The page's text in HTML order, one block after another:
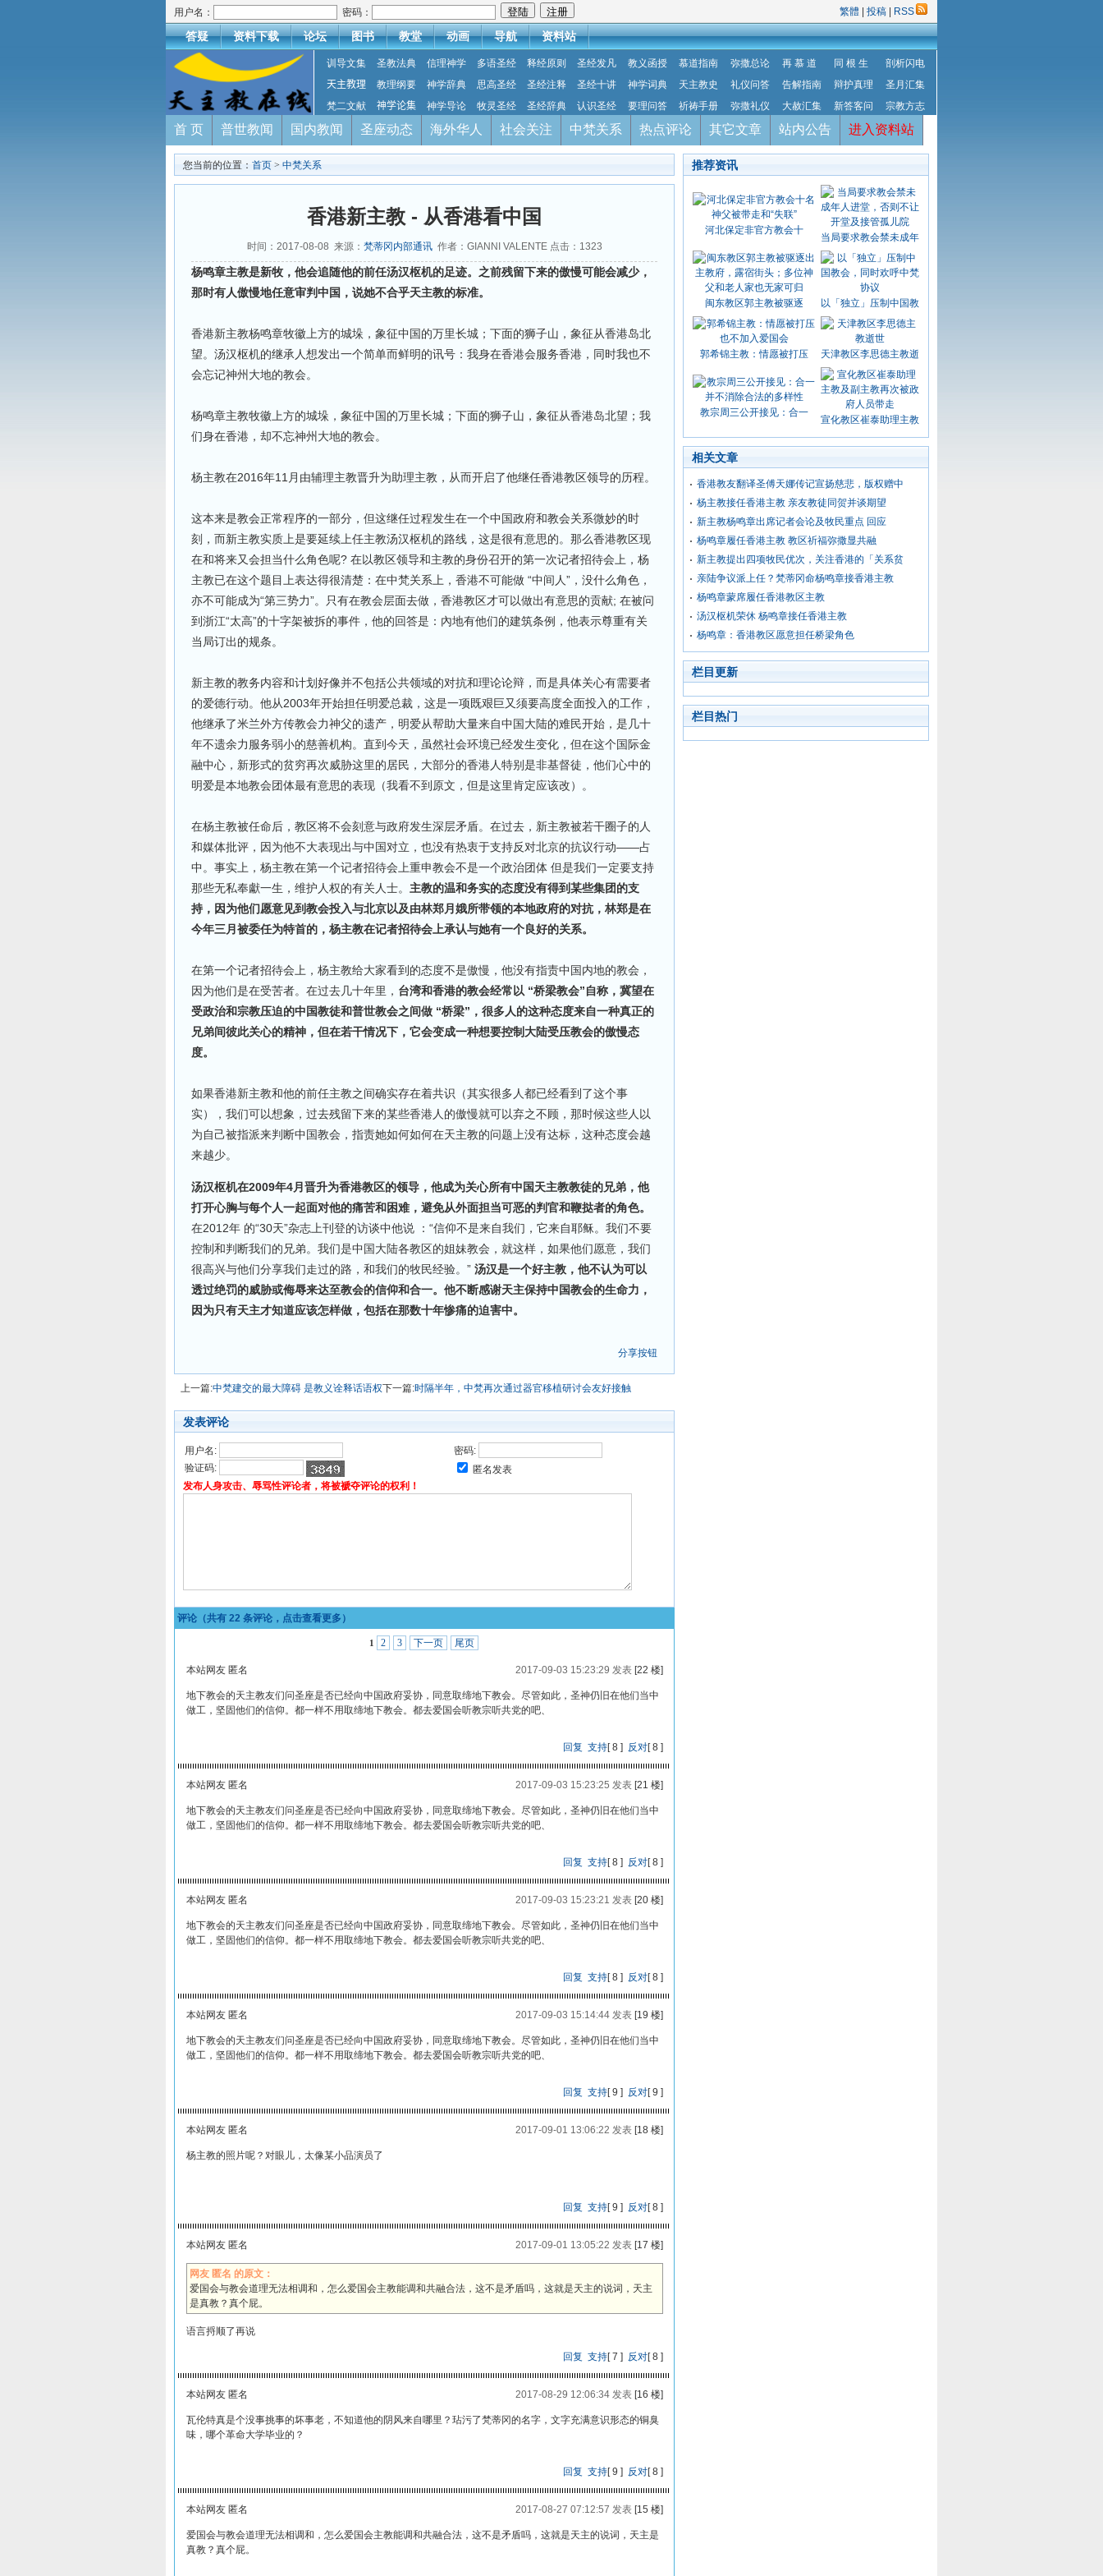
用户名： 密码： 繁體 投稿 RSS
答疑 资料下载 论坛 图书 教堂 动画 导航 资料站
训导文集 圣教法典 信理神学 多语圣经 释经原则 圣经发凡 教义函授 慕道指南 弥撒总论 再 慕 道 同 根 生
剖析闪电
天主教理
教理纲要 神学辞典 思高圣经 圣经注释 圣经十讲 神学词典 天主教史 礼仪问答 告解指南 辩护真理
圣月汇集
梵二文献
神学论集 神学导论 牧灵圣经 圣经辞典 认识圣经 要理问答 祈祷手册 弥撒礼仪 大赦汇集 新答客问 宗教方志
首 页 普世教闻 国内教闻 圣座动态 海外华人 社会关注 中梵关系 热点评论 其它文章 站内公告 进入资料站
您当前的位置： 首页 > 中梵关系
香港新主教 - 从香港看中国
时间：2017-08-08 来源： 梵蒂冈内部通讯作者：GIANNI VALENTE 点击： 1323
杨鸣章主教是新牧，他会追随他的前任汤汉枢机的足迹。之前残留下来的傲慢可能会减少，
那时有人傲慢地任意审判中国，说她不合乎天主教的标准。
香港新主教杨鸣章牧徽上方的城垛，象征中国的万里长城；下面的狮子山，象征从香港岛北
望。汤汉枢机的继承人想发出一个简单而鲜明的讯号：我身在香港会服务香港，同时我也不
会忘记神州大地的教会。
杨鸣章主教牧徽上方的城垛，象征中国的万里长城；下面的狮子山，象征从香港岛北望；我
们身在香港，却不忘神州大地的教会。
杨主教在2016年11月由辅理主教晋升为助理主教，从而开启了他继任香港教区领导的历程。
这本来是教会正常程序的一部分，但这继任过程发生在一个中国政府和教会关系微妙的时
刻，而新主教实质上是要延续上任主教汤汉枢机的路线，这是很有意思的。那么香港教区现
在和将来又会担当什么角色呢? 在以教区领导和主教的身份召开的第一次记者招待会上，杨
主教已在这个题目上表达得很清楚：在中梵关系上，香港不可能做 “中间人”，没什么角色，
亦不可能成为“第三势力”。只有在教会层面去做，香港教区才可以做出有意思的贡献; 在被问
到浙江“太高”的十字架被拆的事件，他的回答是：內地有他们的建筑条例，他表示尊重有关
当局订出的规条。
新主教的教务内容和计划好像并不包括公共领域的对抗和理论论辩，而是具体关心有需要者
的爱德行动。他从2003年开始担任明爱总裁，这是一项既艰巨又须要高度全面投入的工作，
他继承了米兰外方传教会力神父的遗产，明爱从帮助大量来自中国大陆的难民开始，是几十
年不遗余力服务弱小的慈善机构。直到今天，虽然社会环境已经发生变化，但在这个国际金
融中心，新形式的贫穷再次威胁这里的居民，大部分的香港人特别是非基督徒，他们心中的
明爱是本地教会团体最有意思的表现（我看不到原文，但是这里肯定应该改）。
在杨主教被任命后，教区将不会刻意与政府发生深层矛盾。在过去，新主教被若干圈子的人
和媒体批评，因为他不大表现出与中国对立，也没有热衷于支持反对北京的抗议行动——占
中。事实上，杨主教在第一个记者招待会上重申教会不是一个政治团体 但是我们一定要支持
那些无私奉獻一生，维护人权的有关人士。 主教的温和务实的态度没有得到某些集团的支
持，因为他们愿意见到教会投入与北京以及由林郑月娥所带领的本地政府的对抗，林郑是在
今年三月被委任为特首的，杨主教在记者招待会上承认与她有一个良好的关系。
在第一个记者招待会上，杨主教给大家看到的态度不是傲慢，他没有指责中国内地的教会，
因为他们是在受苦者。在过去几十年里， 台湾和香港的教会经常以 “桥梁教会”自称，冀望在
受政治和宗教压迫的中国教徒和普世教会之间做 “桥梁”，很多人的这种态度来自一种真正的
兄弟间彼此关心的精神，但在若干情况下，它会变成一种想要控制大陆受压教会的傲慢态
度。
如果香港新主教和他的前任主教之间确实存在着共识（其实很多人都已经看到了这个事
实），我们可以想象，过去残留下来的某些香港人的傲慢就可以弃之不顾，那时候这些人以
为自己被指派来判断中国教会，指责她如何如何在天主教的问题上没有达标，这种态度会越
来越少。
汤汉枢机在2009年4月晋升为香港教区的领导，他成为关心所有中国天主教教徒的兄弟，他
打开心胸与每个人一起面对他的痛苦和困难，避免从外面担当可恶的判官和鞭挞者的角色。
在2012年 的“30天”杂志上刊登的访谈中他说 ：“信仰不是来自我们，它来自耶稣。我们不要
控制和判断我们的兄弟。我们是中国大陆各教区的姐妹教会，就这样，如果他们愿意，我们
很高兴与他们分享我们走过的路，和我们的牧民经验。” 汤汉是一个好主教，他不认为可以
透过绝罚的威胁或侮辱来达至教会的信仰和合一。他不断感谢天主保持中国教会的生命力，
因为只有天主才知道应该怎样做，包括在那数十年惨痛的迫害中。
分享按钮
上一篇:中梵建交的最大障碍 是教义诠释话语权下一篇:时隔半年，中梵再次通过器官移植研讨会友好接触
发表评论
用户名:
密码:
验证码:
匿名发表
发布人身攻击、辱骂性评论者，将被褫夺评论的权利！
评论（共有 22 条评论，点击查看更多）
1 2 3 下一页 尾页
本站网友 匿名 2017-09-03 15:23:29 发表[22 楼]
地下教会的天主教友们问圣座是否已经向中国政府妥协，同意取缔地下教会。尽管如此，圣神仍旧在他们当中
做工，坚固他们的信仰。都一样不用取缔地下教会。都去爱国会听教宗听共党的吧、
回复 支持[8 ] 反对[8 ]
本站网友 匿名 2017-09-03 15:23:25 发表[21 楼]
地下教会的天主教友们问圣座是否已经向中国政府妥协，同意取缔地下教会。尽管如此，圣神仍旧在他们当中
做工，坚固他们的信仰。都一样不用取缔地下教会。都去爱国会听教宗听共党的吧、
回复 支持[8 ] 反对[8 ]
本站网友 匿名 2017-09-03 15:23:21 发表[20 楼]
地下教会的天主教友们问圣座是否已经向中国政府妥协，同意取缔地下教会。尽管如此，圣神仍旧在他们当中
做工，坚固他们的信仰。都一样不用取缔地下教会。都去爱国会听教宗听共党的吧、
回复 支持[8 ] 反对[8 ]
本站网友 匿名 2017-09-03 15:14:44 发表[19 楼]
地下教会的天主教友们问圣座是否已经向中国政府妥协，同意取缔地下教会。尽管如此，圣神仍旧在他们当中
做工，坚固他们的信仰。都一样不用取缔地下教会。都去爱国会听教宗听共党的吧、
回复 支持[9 ] 反对[9 ]
本站网友 匿名 2017-09-01 13:06:22 发表[18 楼]
杨主教的照片呢？对眼儿，太像某小品演员了
回复 支持[9 ] 反对[8 ]
本站网友 匿名 2017-09-01 13:05:22 发表[17 楼]
网友 匿名 的原文：
爱国会与教会道理无法相调和，怎么爱国会主教能调和共融合法，这不是矛盾吗，这就是天主的说词，天主
是真教？真个屁。
语言捋顺了再说
回复 支持[7 ] 反对[8 ]
本站网友 匿名 2017-08-29 12:06:34 发表[16 楼]
瓦伦特真是个没事挑事的坏事老，不知道他的阴风来自哪里？玷污了梵蒂冈的名字，文字充满意识形态的铜臭
味，哪个革命大学毕业的？
回复 支持[9 ] 反对[8 ]
本站网友 匿名 2017-08-27 07:12:57 发表[15 楼]
爱国会与教会道理无法相调和，怎么爱国会主教能调和共融合法，这不是矛盾吗，这就是天主的说词，天主是
真教？真个屁。
推荐资讯
河北保定非官方教会十
当局要求教会禁未成年
闽东教区郭主教被驱逐 以「独立」压制中国教
郭希锦主教：情愿被打压 天津教区李思德主教逝
教宗周三公开接见：合一
宣化教区崔泰助理主教
相关文章
香港教友翻译圣傅天娜传记宣扬慈悲，版权赠中
杨主教接任香港主教 亲友教徒同贺并谈期望
新主教杨鸣章出席记者会论及牧民重点 回应
杨鸣章履任香港主教 教区祈福弥撒显共融
新主教提出四项牧民优次，关注香港的「关系贫
亲陆争议派上任？梵蒂冈命杨鸣章接香港主教
杨鸣章蒙席履任香港教区主教
汤汉枢机荣休 杨鸣章接任香港主教
杨鸣章：香港教区愿意担任桥梁角色
栏目更新
栏目热门